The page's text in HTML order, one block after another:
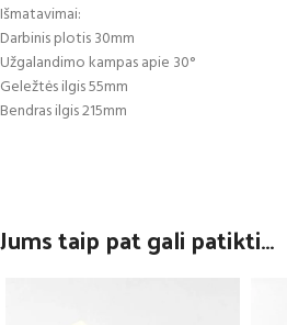
Išmatavimai:
Darbinis plotis 30mm
Užgalandimo kampas apie 30°
Geležtės ilgis 55mm
Bendras ilgis 215mm
Jums taip pat gali patikti…